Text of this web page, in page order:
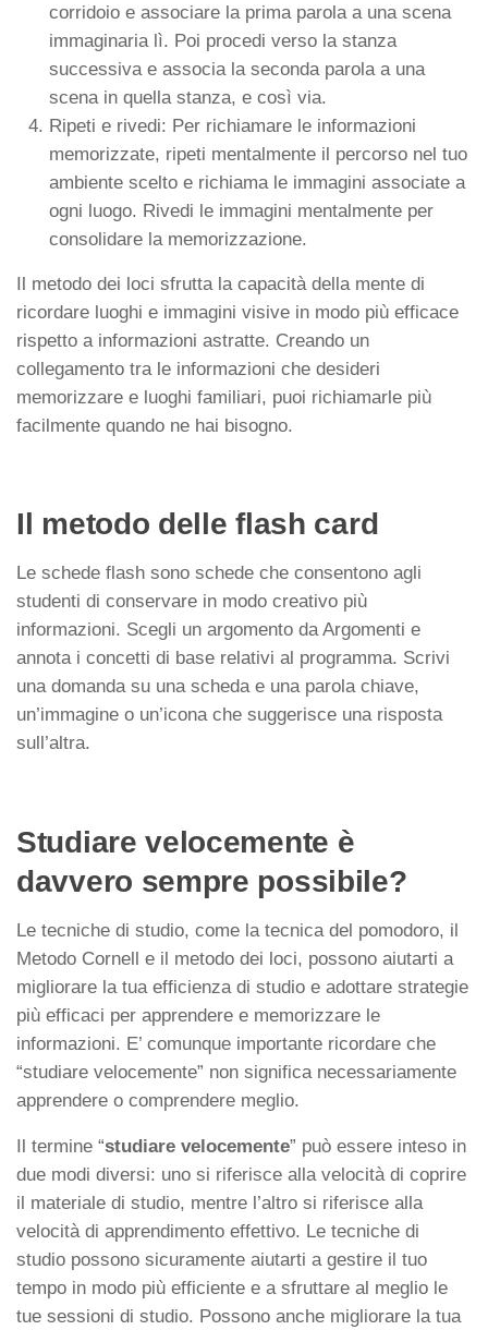
corridoio e associare la prima parola a una scena
immaginaria lì. Poi procedi verso la stanza
successiva e associa la seconda parola a una
scena in quella stanza, e così via.
Ripeti e rivedi: Per richiamare le informazioni
memorizzate, ripeti mentalmente il percorso nel tuo
ambiente scelto e richiama le immagini associate a
ogni luogo. Rivedi le immagini mentalmente per
consolidare la memorizzazione.
Il metodo dei loci sfrutta la capacità della mente di
ricordare luoghi e immagini visive in modo più efficace
rispetto a informazioni astratte. Creando un
collegamento tra le informazioni che desideri
memorizzare e luoghi familiari, puoi richiamarle più
facilmente quando ne hai bisogno.
Il metodo delle flash card
Le schede flash sono schede che consentono agli
studenti di conservare in modo creativo più
informazioni. Scegli un argomento da Argomenti e
annota i concetti di base relativi al programma. Scrivi
una domanda su una scheda e una parola chiave,
un’immagine o un’icona che suggerisce una risposta
sull’altra.
Studiare velocemente è
davvero sempre possibile?
Le tecniche di studio, come la tecnica del pomodoro, il
Metodo Cornell e il metodo dei loci, possono aiutarti a
migliorare la tua efficienza di studio e adottare strategie
più efficaci per apprendere e memorizzare le
informazioni. E’ comunque importante ricordare che
“studiare velocemente” non significa necessariamente
apprendere o comprendere meglio.
Il termine “studiare velocemente” può essere inteso in
due modi diversi: uno si riferisce alla velocità di coprire
il materiale di studio, mentre l’altro si riferisce alla
velocità di apprendimento effettivo. Le tecniche di
studio possono sicuramente aiutarti a gestire il tuo
tempo in modo più efficiente e a sfruttare al meglio le
tue sessioni di studio. Possono anche migliorare la tua